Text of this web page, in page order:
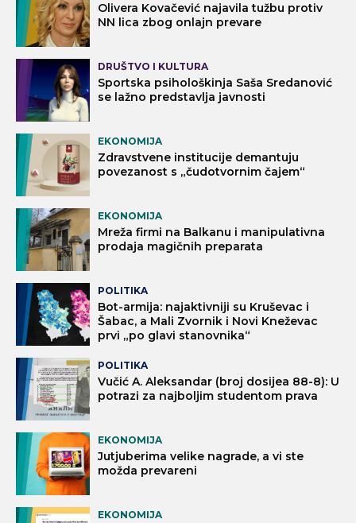
Olivera Kovačević najavila tužbu protiv
NN lica zbog onlajn prevare
DRUŠTVO I KULTURA
Sportska psihološkinja Saša Sredanović
se lažno predstavlja javnosti
EKONOMIJA
Zdravstvene institucije demantuju
povezanost s „čudotvornim čajem“
EKONOMIJA
Mreža firmi na Balkanu i manipulativna
prodaja magičnih preparata
POLITIKA
Bot-armija: najaktivniji su Kruševac i
Šabac, a Mali Zvornik i Novi Kneževac
prvi „po glavi stanovnika“
POLITIKA
Vučić A. Aleksandar (broj dosijea 88-8): U
potrazi za najboljim studentom prava
EKONOMIJA
Jutjuberima velike nagrade, a vi ste
možda prevareni
EKONOMIJA